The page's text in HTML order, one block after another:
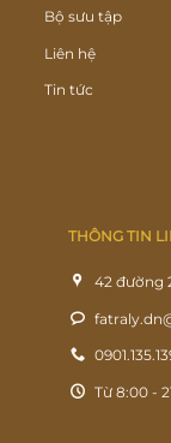
Bộ sưu tập
Liên hệ
Tin tức
THÔNG TIN
42 đường
Từ 8:00 -